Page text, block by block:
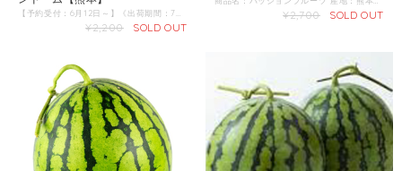
¥2,200 SOLD OUT
¥2,700 SOLD OUT